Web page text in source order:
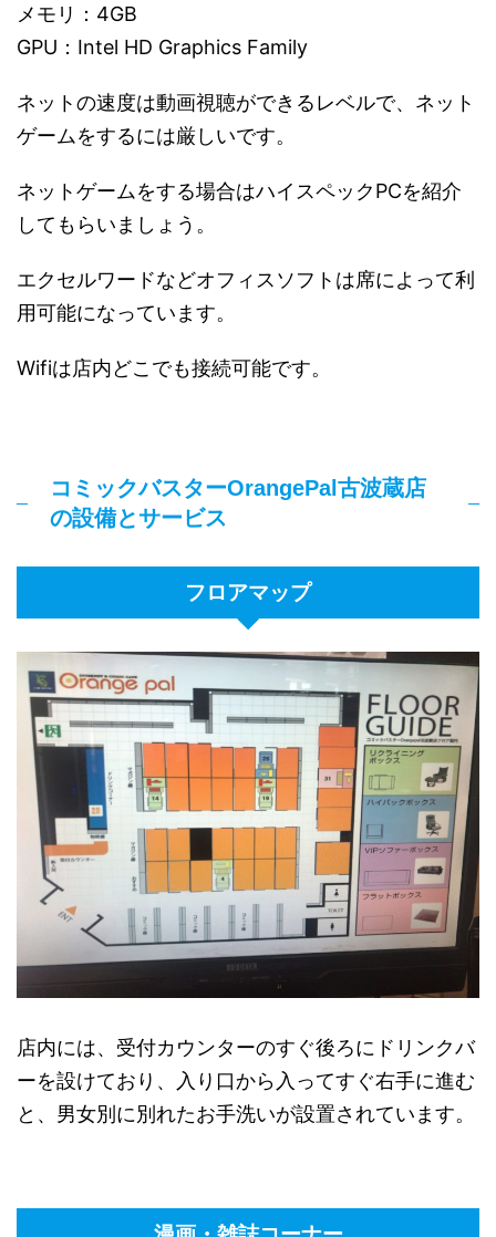
メモリ：4GB
GPU：Intel HD Graphics Family
ネットの速度は動画視聴ができるレベルで、ネット
ゲームをするには厳しいです。
ネットゲームをする場合はハイスペックPCを紹介
してもらいましょう。
エクセルワードなどオフィスソフトは席によって利
用可能になっています。
Wifiは店内どこでも接続可能です。
コミックバスターOrangePal古波蔵店
の設備とサービス
フロアマップ
店内には、受付カウンターのすぐ後ろにドリンクバ
ーを設けており、入り口から入ってすぐ右手に進む
と、男女別に別れたお手洗いが設置されています。